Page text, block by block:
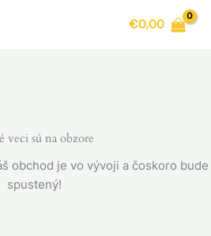
€0,00
veci sú na obzore
obchod je vo vývoji a čoskoro bude
spustený!